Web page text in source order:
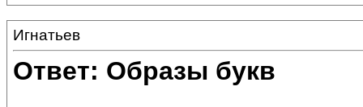
Игнатьев
Ответ: Образы букв